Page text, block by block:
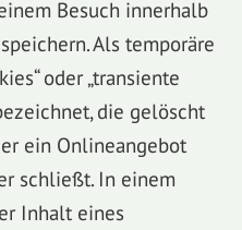
Besuch innerhalb
Als temporäre
oder „transiente
die gelöscht
ein Onlineangebot
schließt. In einem
Inhalt eines